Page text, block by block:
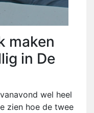
maken
in De
wel heel
zien hoe de twee